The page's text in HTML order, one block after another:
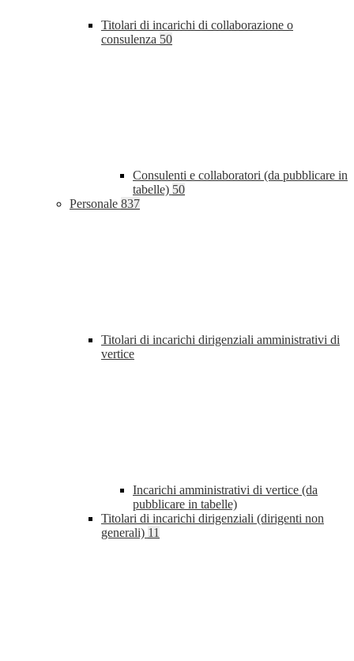
Titolari di incarichi di collaborazione o
consulenza 50
Consulenti e collaboratori (da pubblicare in
tabelle) 50
Personale 837
Titolari di incarichi dirigenziali amministrativi di
vertice
Incarichi amministrativi di vertice (da
pubblicare in tabelle)
Titolari di incarichi dirigenziali (dirigenti non
generali) 11